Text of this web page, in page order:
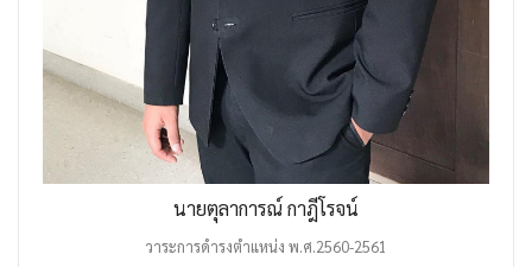
นายตุลาการณ์ กาฎีโรจน์
วาระการดำรงตำแหน่ง พ.ศ.2560-2561